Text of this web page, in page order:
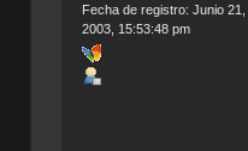
Fecha de registro: Junio 21,
2003, 15:53:48 pm